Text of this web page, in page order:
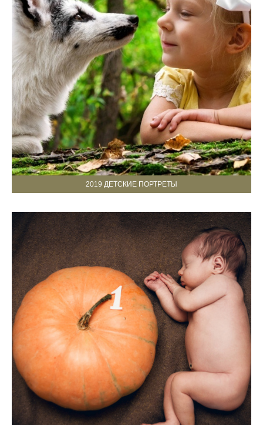
2019 ДЕТСКИЕ ПОРТРЕТЫ